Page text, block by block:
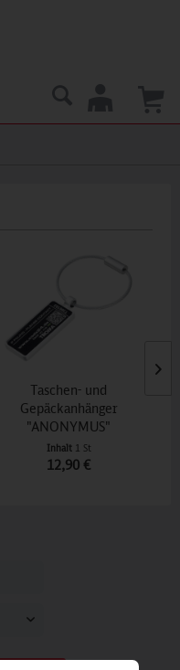
Taschen- und
Gepäckanhänger
"ANONYMUS"
Inhalt 1 St
12,90 €